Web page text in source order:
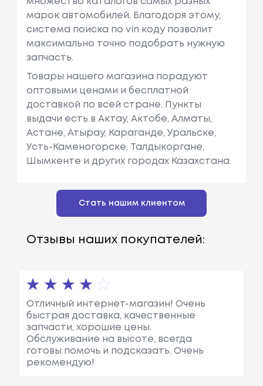
марок автомобилей. Благодоря этому,
система поиска по vin коду позволит
максимально точно подобрать нужную
запчасть.
Товары нашего магазина порадуют
оптовыми ценами и бесплатной
доставкой по всей стране. Пункты
выдачи есть в Актау, Актобе, Алматы,
Астане, Атырау, Караганде, Уральске,
Усть-Каменогорске, Талдыкоргане,
Шымкенте и других городах Казахстана.
Стать нашим клиентом
Отзывы наших покупателей:
Отличный интернет-магазин! Очень
быстрая доставка, качественные
запчасти, хорошие цены.
Обслуживание на высоте, всегда
готовы помочь и подсказать. Очень
рекомендую!